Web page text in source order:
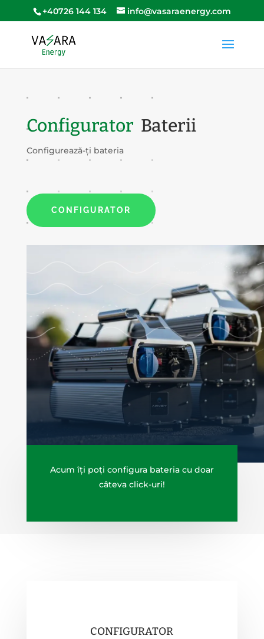
+40726 144 134 info@vasaraenergy.com
Configurator Baterii
Configurează-ți bateria
CONFIGURATOR
Acum îți poți configura bateria cu doar
câteva click-uri!
CONFIGURATOR